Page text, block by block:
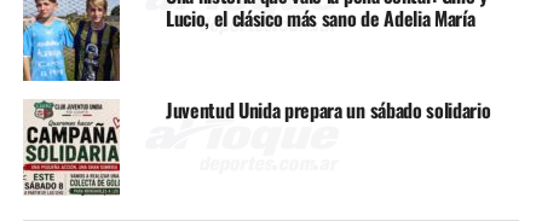
Lucio, el clásico más sano de Adelia María
Juventud Unida prepara un sábado solidario